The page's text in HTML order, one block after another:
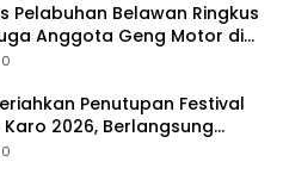
Pelabuhan Belawan Ringkus
Anggota Geng Motor di
0
Penutupan Festival
2026, Berlangsung
Gabungan
0